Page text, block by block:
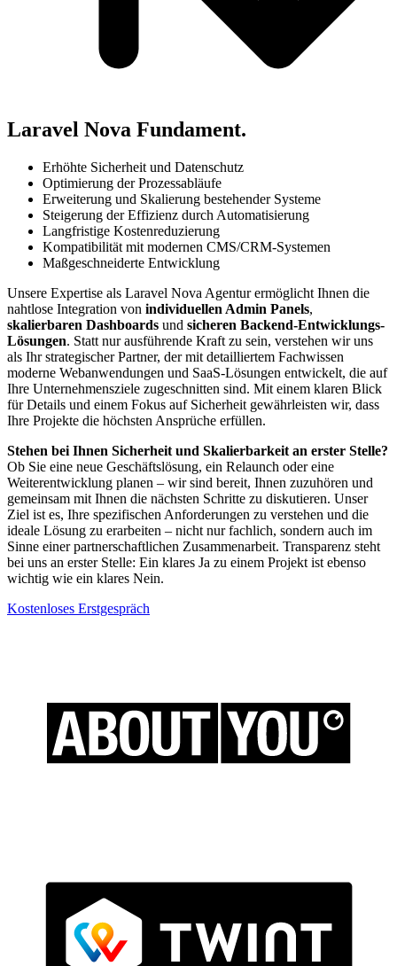
Laravel Nova Fundament.
Erhöhte Sicherheit und Datenschutz
Optimierung der Prozessabläufe
Erweiterung und Skalierung bestehender Systeme
Steigerung der Effizienz durch Automatisierung
Langfristige Kostenreduzierung
Kompatibilität mit modernen CMS/CRM-Systemen
Maßgeschneiderte Entwicklung
Unsere Expertise als Laravel Nova Agentur ermöglicht Ihnen die
nahtlose Integration von individuellen Admin Panels,
skalierbaren Dashboards und sicheren Backend-Entwicklungs-
Lösungen. Statt nur ausführende Kraft zu sein, verstehen wir uns
als Ihr strategischer Partner, der mit detailliertem Fachwissen
moderne Webanwendungen und SaaS-Lösungen entwickelt, die auf
Ihre Unternehmensziele zugeschnitten sind. Mit einem klaren Blick
für Details und einem Fokus auf Sicherheit gewährleisten wir, dass
Ihre Projekte die höchsten Ansprüche erfüllen.
Stehen bei Ihnen Sicherheit und Skalierbarkeit an erster Stelle?
Ob Sie eine neue Geschäftslösung, ein Relaunch oder eine
Weiterentwicklung planen – wir sind bereit, Ihnen zuzuhören und
gemeinsam mit Ihnen die nächsten Schritte zu diskutieren. Unser
Ziel ist es, Ihre spezifischen Anforderungen zu verstehen und die
ideale Lösung zu erarbeiten – nicht nur fachlich, sondern auch im
Sinne einer partnerschaftlichen Zusammenarbeit. Transparenz steht
bei uns an erster Stelle: Ein klares Ja zu einem Projekt ist ebenso
wichtig wie ein klares Nein.
Kostenloses Erstgespräch